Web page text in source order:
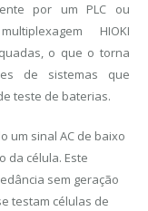
por um PLC ou
HIOKI
o que o torna
de sistemas que
teste de baterias.
um sinal AC de baixo
da célula. Este
sem geração
testam células de